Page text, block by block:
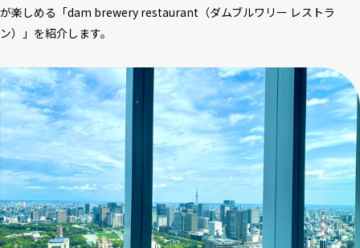
が楽しめる「dam brewery restaurant（ダムブルワリー レストラ
ン）」を紹介します。